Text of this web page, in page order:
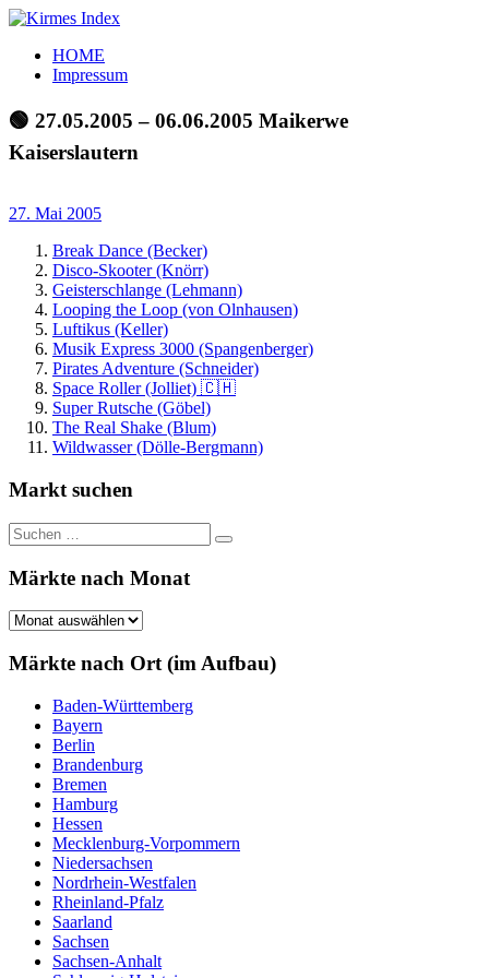
Zum
springen
Kirmes
Index
Tourpläne
der
letzten
Jahre
HOME
Impressum
🟢 27.05.2005 – 06.06.2005 Maikerwe
Kaiserslautern
27. Mai 2005
Break Dance (Becker)
Disco-Skooter (Knörr)
Geisterschlange (Lehmann)
Looping the Loop (von Olnhausen)
Luftikus (Keller)
Musik Express 3000 (Spangenberger)
Pirates Adventure (Schneider)
Space Roller (Jolliet) 🇨🇭
Super Rutsche (Göbel)
The Real Shake (Blum)
Wildwasser (Dölle-Bergmann)
Markt suchen
Suchen
nach:
Suchen
Märkte nach Monat
Märkte
Monat
Märkte nach Ort (im Aufbau)
Baden-Württemberg
Bayern
Berlin
Brandenburg
Bremen
Hamburg
Hessen
Mecklenburg-Vorpommern
Niedersachsen
Nordrhein-Westfalen
Rheinland-Pfalz
Saarland
Sachsen
Sachsen-Anhalt